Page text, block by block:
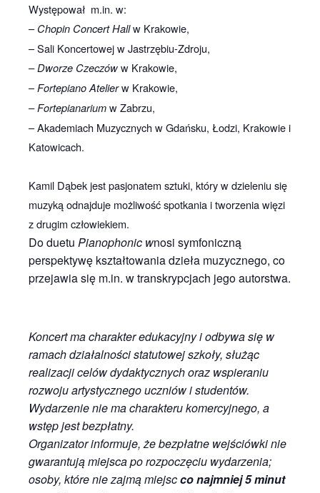
Występował m.in. w:
– Chopin Concert Hallw Krakowie,
– Sali Koncertowej w Jastrzębiu-Zdroju,
– Dworze Czeczów w Krakowie,
– Fortepiano Atelierw Krakowie,
– Fortepianarium w Zabrzu,
– Akademiach Muzycznych w Gdańsku, Łodzi, Krakowie i
Katowicach.
Kamil Dąbek jest pasjonatem sztuki, który w dzieleniu się
muzyką odnajduje możliwość spotkania i tworzenia więzi
z drugim człowiekiem.
Do duetu Pianophonic wnosi symfoniczną
perspektywę kształtowania dzieła muzycznego, co
przejawia się m.in. w transkrypcjach jego autorstwa.
Koncert ma charakter edukacyjny i odbywa się w
ramach działalności statutowej szkoły, służąc
realizacji celów dydaktycznych oraz wspieraniu
rozwoju artystycznego uczniów i studentów.
Wydarzenie nie ma charakteru komercyjnego, a
wstęp jest bezpłatny.
Organizator informuje, że bezpłatne wejściówki nie
gwarantują miejsca po rozpoczęciu wydarzenia;
osoby, które nie zajmą miejscco najmniej 5 minut